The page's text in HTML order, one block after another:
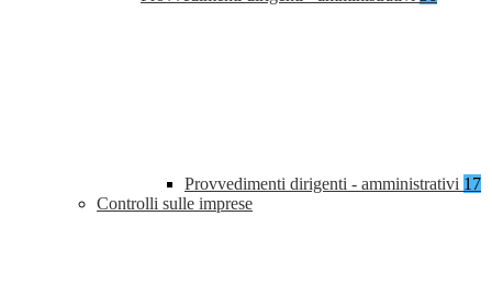
Provvedimenti dirigenti - amministrativi 17
Controlli sulle imprese